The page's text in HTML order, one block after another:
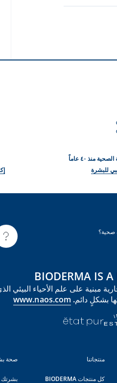
منذ ٤٠ عاماً
للبشرة
صحية؟
BIODERMA IS
بشكلٍ دائم. www.naos.com
منتجاتنا
كل منتجات BIODERMA
صحة
بشرتك